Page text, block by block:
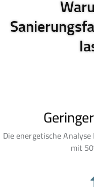
Die energetische
mit